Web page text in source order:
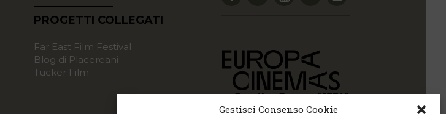
Gestisci Consenso Cookie
PROGETTI COLLEGATI
Far East Film Festival
Blog di Placereani
Tucker Film